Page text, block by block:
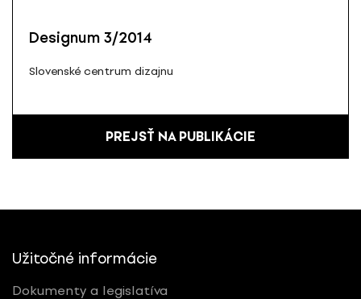
Designum 3/2014
Slovenské centrum dizajnu
PREJSŤ NA PUBLIKÁCIE
Užitočné informácie
Dokumenty a legislatíva